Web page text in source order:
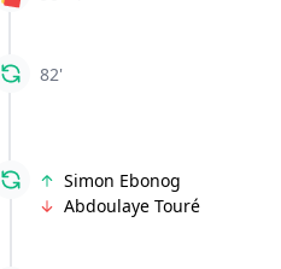
82'
Simon Ebonog
Abdoulaye Touré